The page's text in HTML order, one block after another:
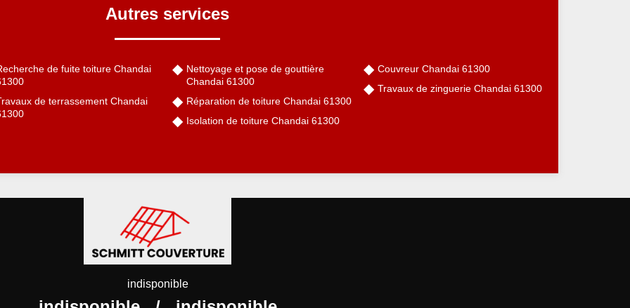
Autres services
de fuite toiture Chandai
de terrassement Chandai
Nettoyage et pose de gouttière
Chandai 61300
Réparation de toiture Chandai 61300
Isolation de toiture Chandai 61300
Couvreur Chandai 61300
Travaux de zinguerie Chandai 61300
indisponible